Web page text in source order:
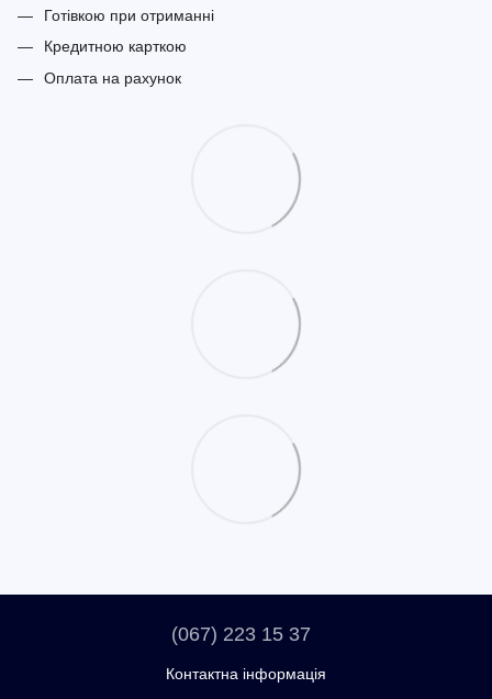
Готівкою при отриманні
Кредитною карткою
Оплата на рахунок
(067) 223 15 37
Контактна інформація